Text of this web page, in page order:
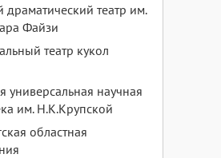
драматический театр им.
Файзи
театр кукол
универсальная научная
им. Н.К.Крупской
областная